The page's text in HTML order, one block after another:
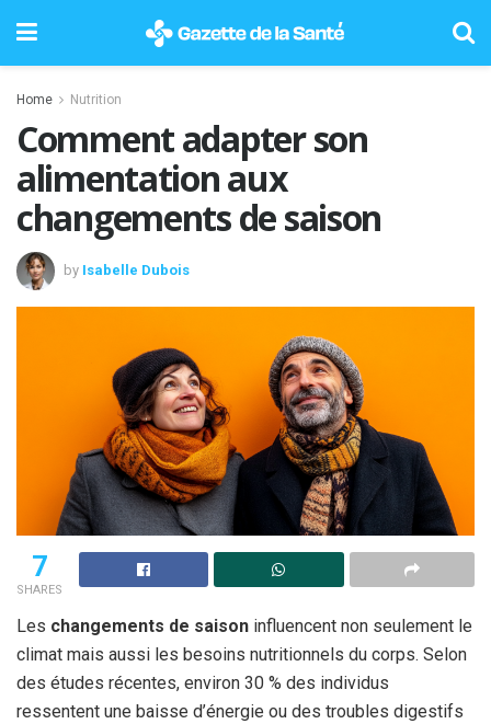
Home Nutrition
Comment adapter son
alimentation aux
changements de saison
by Isabelle Dubois
7
SHARES
Les changements de saison influencent non seulement le
climat mais aussi les besoins nutritionnels du corps. Selon
des études récentes, environ 30 % des individus
ressentent une baisse d’énergie ou des troubles digestifs